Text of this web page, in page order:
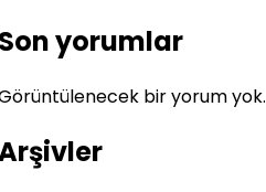
yorumlar
bir yorum yok.